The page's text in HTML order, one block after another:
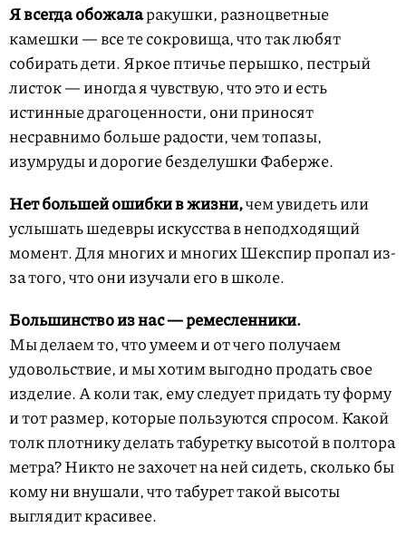
Я всегда обожаларакушки, разноцветные
камешки — все те сокровища, что так любят
собирать дети. Яркое птичье перышко, пестрый
листок — иногда я чувствую, что это и есть
истинные драгоценности, они приносят
несравнимо больше радости, чем топазы,
изумруды и дорогие безделушки Фаберже.
Нет большей ошибки в жизни,чем увидеть или
услышать шедевры искусства в неподходящий
момент. Для многих и многих Шекспир пропал из-
за того, что они изучали его в школе.
Большинство из нас — ремесленники.
Мы делаем то, что умеем и от чего получаем
удовольствие, и мы хотим выгодно продать свое
изделие. А коли так, ему следует придать ту форму
и тот размер, которые пользуются спросом. Какой
толк плотнику делать табуретку высотой в полтора
метра? Никто не захочет на ней сидеть, сколько бы
кому ни внушали, что табурет такой высоты
выглядит красивее.